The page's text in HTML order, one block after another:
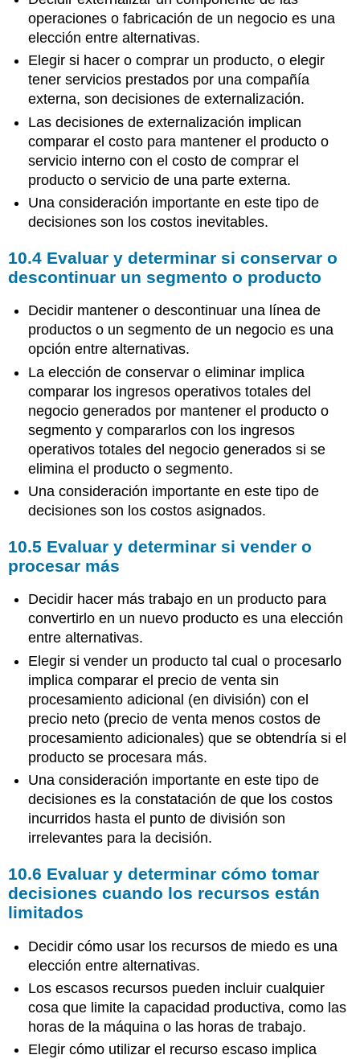
operaciones o fabricación de un negocio es una
elección entre alternativas.
Elegir si hacer o comprar un producto, o elegir
tener servicios prestados por una compañía
externa, son decisiones de externalización.
Las decisiones de externalización implican
comparar el costo para mantener el producto o
servicio interno con el costo de comprar el
producto o servicio de una parte externa.
Una consideración importante en este tipo de
decisiones son los costos inevitables.
10.4 Evaluar y determinar si conservar o
descontinuar un segmento o producto
Decidir mantener o descontinuar una línea de
productos o un segmento de un negocio es una
opción entre alternativas.
La elección de conservar o eliminar implica
comparar los ingresos operativos totales del
negocio generados por mantener el producto o
segmento y compararlos con los ingresos
operativos totales del negocio generados si se
elimina el producto o segmento.
Una consideración importante en este tipo de
decisiones son los costos asignados.
10.5 Evaluar y determinar si vender o
procesar más
Decidir hacer más trabajo en un producto para
convertirlo en un nuevo producto es una elección
entre alternativas.
Elegir si vender un producto tal cual o procesarlo
implica comparar el precio de venta sin
procesamiento adicional (en división) con el
precio neto (precio de venta menos costos de
procesamiento adicionales) que se obtendría si el
producto se procesara más.
Una consideración importante en este tipo de
decisiones es la constatación de que los costos
incurridos hasta el punto de división son
irrelevantes para la decisión.
10.6 Evaluar y determinar cómo tomar
decisiones cuando los recursos están
limitados
Decidir cómo usar los recursos de miedo es una
elección entre alternativas.
Los escasos recursos pueden incluir cualquier
cosa que limite la capacidad productiva, como las
horas de la máquina o las horas de trabajo.
Elegir cómo utilizar el recurso escaso implica